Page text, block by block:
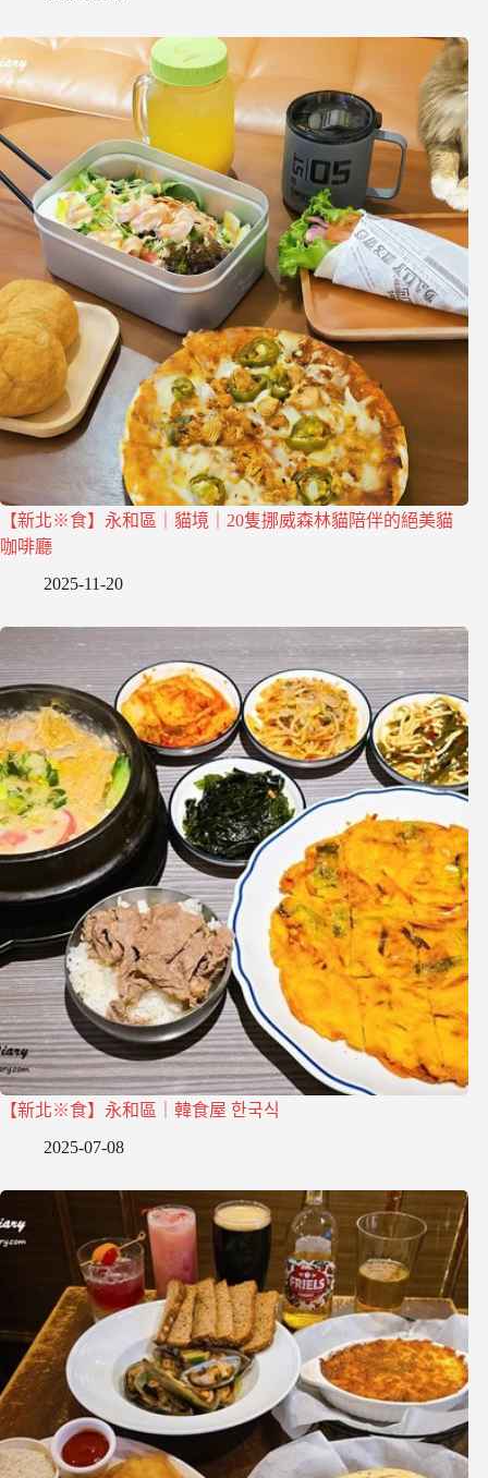
【新北※食】永和區｜貓境｜20隻挪威森林貓陪伴的絕美貓
咖啡廳
2025-11-20
【新北※食】永和區｜韓食屋 한국식
2025-07-08